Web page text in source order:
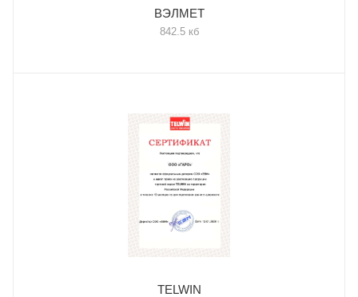
ВЭЛМЕТ
842.5 кб
TELWIN